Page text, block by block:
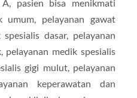
pasien bisa menikmati
umum, pelayanan gawat
dasar, pelayanan
pelayanan medik spesialis
gigi mulut, pelayanan
keperawatan dan